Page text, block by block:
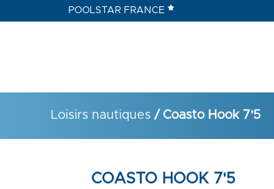
POOLSTAR FRANCE
Loisirs nautiques / Coasto Hook 7'5
COASTO HOOK 7'5